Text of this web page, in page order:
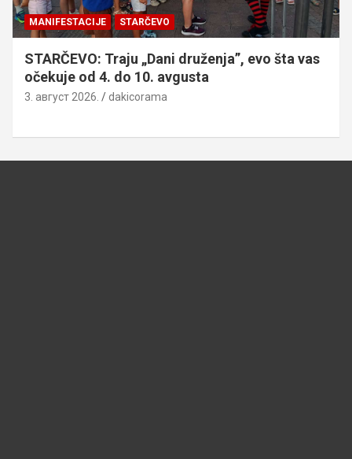
MANIFESTACIJE STARČEVO
STARČEVO: Traju „Dani druženja”, evo šta vas
očekuje od 4. do 10. avgusta
3. август 2026. dakicorama